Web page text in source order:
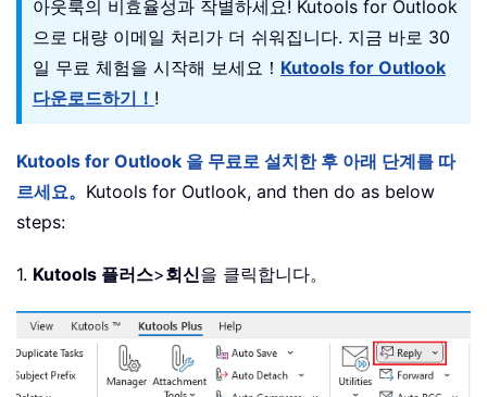
아웃룩의 비효율성과 작별하세요! Kutools for Outlook
으로 대량 이메일 처리가 더 쉬워집니다. 지금 바로 30
일 무료 체험을 시작해 보세요！ Kutools for Outlook
다운로드하기！ !
Kutools for Outlook 을 무료로 설치한 후 아래 단계를 따
르세요。 Kutools for Outlook, and then do as below
steps:
1. Kutools 플러스>회신을 클릭합니다。